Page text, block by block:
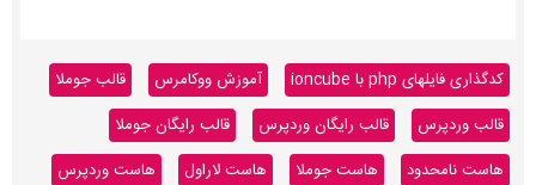
کدگذاری فایلهای php با ioncube آموزش ووکامرس
قالب جوملا
قالب وردپرس
قالب رایگان وردپرس
قالب رایگان جوملا
هاست نامحدود
هاست جوملا هاست لاراول
هاست وردپرس